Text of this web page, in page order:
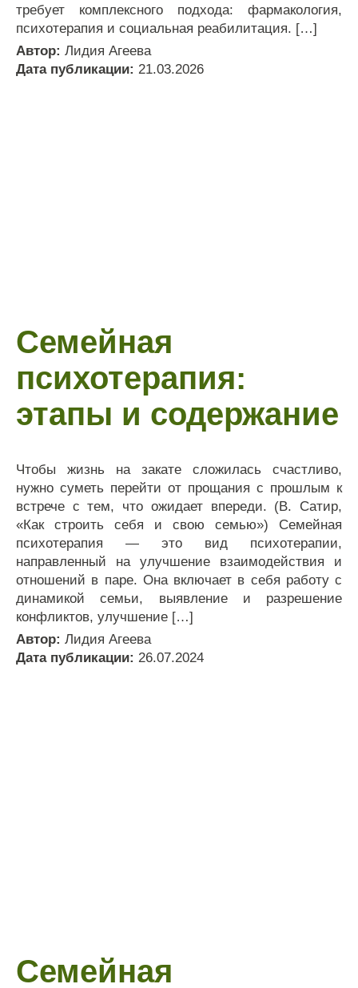
требует комплексного подхода: фармакология,
психотерапия и социальная реабилитация. […]
Автор: Лидия Агеева
Дата публикации: 21.03.2026
Семейная
психотерапия:
этапы и содержание
Чтобы жизнь на закате сложилась счастливо,
нужно суметь перейти от прощания с прошлым к
встрече с тем, что ожидает впереди. (В. Сатир,
«Как строить себя и свою семью») Семейная
психотерапия — это вид психотерапии,
направленный на улучшение взаимодействия и
отношений в паре. Она включает в себя работу с
динамикой семьи, выявление и разрешение
конфликтов, улучшение […]
Автор: Лидия Агеева
Дата публикации: 26.07.2024
Семейная